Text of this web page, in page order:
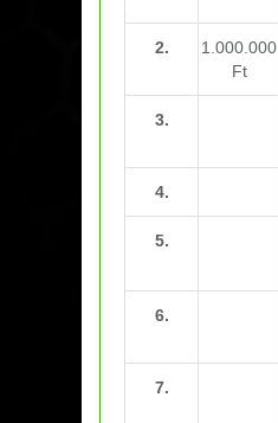
2.
1.000.000
Ft
3.
4.
5.
6.
7.